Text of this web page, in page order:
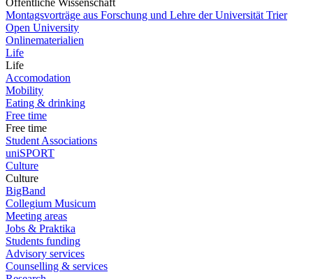
Öffentliche Wissenschaft
Montagsvorträge aus Forschung und Lehre der Universität Trier
Open University
Onlinematerialien
Life
Life
Accomodation
Mobility
Eating & drinking
Free time
Free time
Student Associations
uniSPORT
Culture
Culture
BigBand
Collegium Musicum
Meeting areas
Jobs & Praktika
Students funding
Advisory services
Counselling & services